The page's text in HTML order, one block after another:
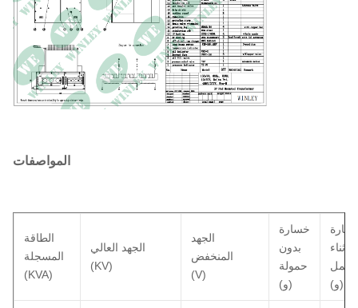
المواصفات
الطاقة
المسجلة
(KVA)
الجهد العالي
(KV)
الجهد
المنخفض
(V)
خسارة
بدون
حمولة
(و)
أثناء
الحمل
(و)